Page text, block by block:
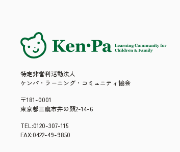
特定非営利活動法人
ケンパ・ラーニング・コミュニティ協会
〒181-0001
東京都三鷹市井の頭2-14-6
TEL:0120-307-115
FAX:0422-49-9850